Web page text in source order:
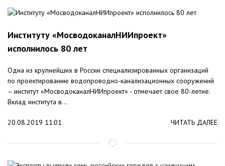
Институту «МосводоканалНИИпроект»
исполнилось 80 лет
Одна из крупнейших в России специализированных организаций
по проектированию водопроводно-канализационных сооружений
– институт «МосводоканалНИИпроект» - отмечает свое 80-летие.
Вклад института в...
20.08.2019 11:01 ЧИТАТЬ ДАЛЕЕ